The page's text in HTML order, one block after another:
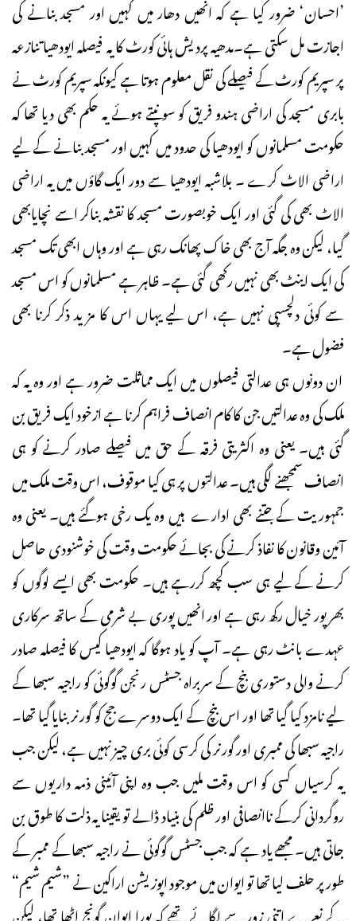
’احسان‘ ضرور کیا ہے کہ انھیں دھار میں کہیں اور مسجد بنانے کی
اجازت مل سکتی ہے۔مدھیہ پردیش ہائی کورٹ کا یہ فیصلہ ایودھیا تنازعہ
پر سپریم کورٹ کے فیصلے کی نقل معلوم ہوتا ہے کیونکہ سپریم کورٹ نے
بابری مسجد کی اراضی ہندو فریق کو سونپتے ہوئے یہ حکم بھی دیا تھا کہ
حکومت مسلمانوں کو ایودھیا کی حدود میں کہیں اور مسجد بنانے کے لیے
اراضی الاٹ کرے ۔ بلاشبہ ایودھیا سے دور ایک گاؤں میں یہ اراضی
الاٹ بھی کی گئی اور ایک خوبصورت مسجد کا نقشہ بناکر اسے نچایابھی
گیا، لیکن وہ جگہ آج بھی خاک پھانک رہی ہے اور وہاں ابھی تک مسجد
کی ایک اینٹ بھی نہیں رکھی گئی ہے۔ ظاہر ہے مسلمانوں کو اس مسجد
سے کوئی دلچسپی نہیں ہے، اس لیے یہاں اس کا مز ید ذکر کرنا بھی
فضول ہے۔
ان دونوں ہی عدالتی فیصلوں میں ایک مماثلت ضرور ہے اور وہ یہ کہ
ملک کی وہ عدالتیں جن کا کام انصاف فراہم کرنا ہے ازخود ایک فریق بن
گئی ہیں۔ یعنی وہ اکثریتی فرقہ کے حق میں فیصلے صادر کرنے کو ہی
انصاف سمجھنے لگی ہیں۔ عدالتوں پر ہی کیا موقوف، اس وقت ملک میں
جمہوریت کے جتنے بھی ادارے ہیں وہ یک رخی ہوگئے ہیں۔ یعنی وہ
آئین وقانون کا نفاذ کرنے کی بجائے حکومت وقت کی خوشنودی حاصل
کرنے کے لیے ہی سب کچھ کررہے ہیں۔ حکومت بھی ایسے لوگوں کو
بھرپور خیال رکھ رہی ہے اور انھیں پوری بے شرمی کے ساتھ سرکاری
عہدے بانٹ رہی ہے۔ آپ کو یاد ہوگا کہ ایودھیا کیس کا فیصلہ صادر
کرنے والی دستوری بنچ کے سربراہ جسٹس رنجن گوگوئی کو راجیہ سبھا کے
لیے نامزد کیا گیا تھا اور اس بنچ کے ایک دوسرے جج کو گورنر بنایا گیا تھا۔
راجیہ سبھا کی ممبری اور گورنر کی کرسی کوئی بری چیز نہیں ہے، لیکن جب
یہ کرسیاں کسی کو اس وقت ملیں جب وہ اپنی آئینی ذمہ داریوں سے
روگردانی کرکے ناانصافی اور ظلم کی بنیاد ڈالے تو یقینا یہ ذلت کا طوق بن
جاتی ہیں۔ مجھے یاد ہے کہ جب جسٹس گوگوئی نے راجیہ سبھا کے ممبر کے
طورپر حلف لیا تھا تو ایوان میں موجود اپوزیشن اراکین نے ”شیم شیم“
کے نعرے اتنی زور سے لگائے تھے کہ پورا ایوان گونج اٹھا تھا، لیکن